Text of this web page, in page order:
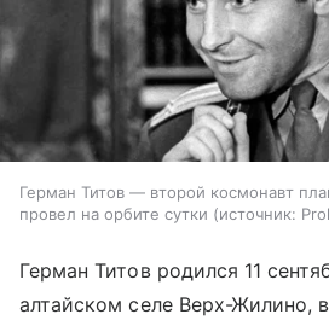
Герман Титов — второй космонавт
провел на орбите сутки
источник:
Герман Титов родился 11
алтайском селе Верх-Жилино,